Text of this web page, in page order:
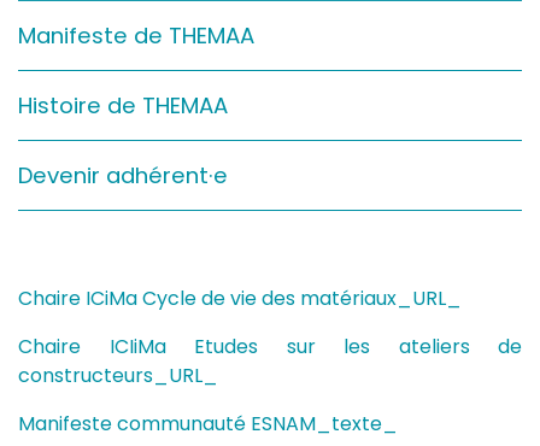
Sur le terrain
Sur l’étagère
(Documents, études, publications)
Manifeste de THEMAA
Histoire de THEMAA
Devenir adhérent·e
Chaire ICiMa Cycle de vie des matériaux_URL_
Chaire ICIiMa Etudes sur les ateliers de
constructeurs_URL_
Manifeste communauté ESNAM_texte_